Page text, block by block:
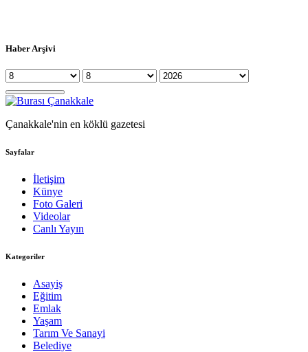
Haber Arşivi
Çanakkale'nin en köklü gazetesi
Sayfalar
İletişim
Künye
Foto Galeri
Videolar
Canlı Yayın
Kategoriler
Asayiş
Eğitim
Emlak
Yaşam
Tarım Ve Sanayi
Belediye